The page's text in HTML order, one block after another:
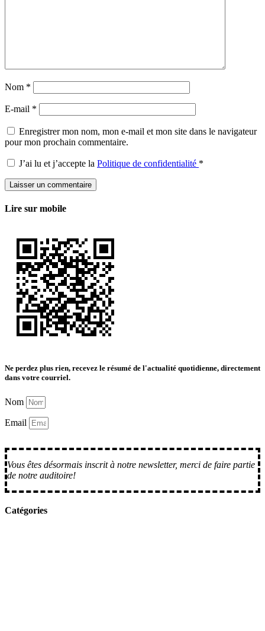
Nom *
E-mail *
Enregistrer mon nom, mon e-mail et mon site dans le navigateur
pour mon prochain commentaire.
J’ai lu et j’accepte la Politique de confidentialité *
Lire sur mobile
Ne perdez plus rien, recevez le résumé de l'actualité quotidienne, directement
dans votre courriel.
Nom
Email
Vous êtes désormais inscrit à notre newsletter, merci de faire partie
de notre auditoire!
Catégories